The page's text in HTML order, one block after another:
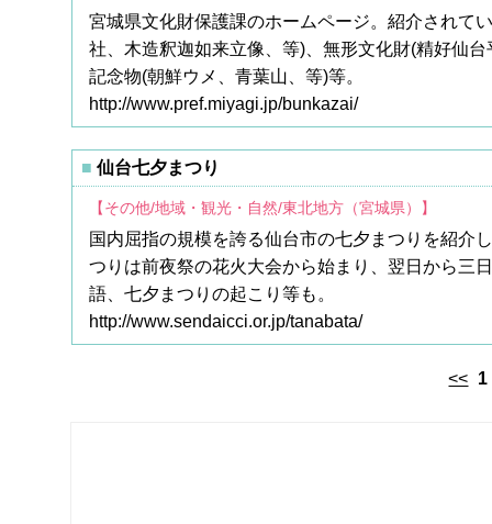
宮城県文化財保護課のホームページ。紹介されて
社、木造釈迦如来立像、等)、無形文化財(精好仙
記念物(朝鮮ウメ、青葉山、等)等。
http://www.pref.miyagi.jp/bunkazai/
仙台七夕まつり
【その他/地域・観光・自然/東北地方（宮城県）】
国内屈指の規模を誇る仙台市の七夕まつりを紹介
つりは前夜祭の花火大会から始まり、翌日から三
語、七夕まつりの起こり等も。
http://www.sendaicci.or.jp/tanabata/
<< 1